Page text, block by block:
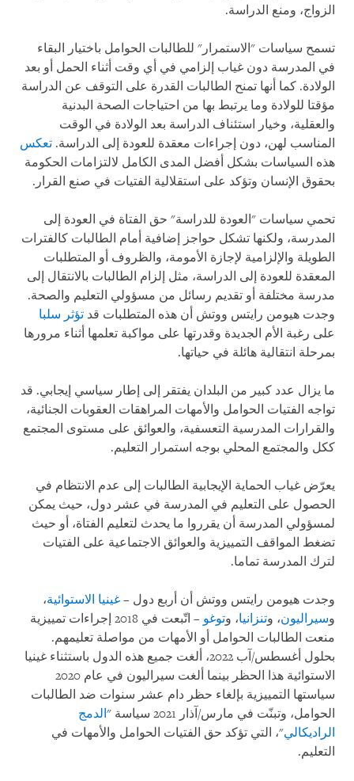
الزواج، ومنع الدراسة.
تسمح سياسات "الاستمرار" للطالبات الحوامل باختيار البقاء
في المدرسة دون غياب إلزامي في أي وقت أثناء الحمل أو بعد
الولادة. كما أنها تمنح الطالبات القدرة على التوقف عن الدراسة
مؤقتا للولادة وما يرتبط بها من احتياجات الصحة البدنية
والعقلية، وخيار استئناف الدراسة بعد الولادة في الوقت
المناسب لهن، دون إجراءات معقدة للعودة إلى الدراسة. تعكس
هذه السياسات بشكل أفضل المدى الكامل لالتزامات الحكومة
بحقوق الإنسان وتؤكد على استقلالية الفتيات في صنع القرار.
تحمي سياسات "العودة للدراسة" حق الفتاة في العودة إلى
المدرسة، ولكنها تشكل حواجز إضافية أمام الطالبات كالفترات
الطويلة والإلزامية لإجازة الأمومة، والظروف أو المتطلبات
المعقدة للعودة إلى الدراسة، مثل إلزام الطالبات بالانتقال إلى
مدرسة مختلفة أو تقديم رسائل من مسؤولي التعليم والصحة.
وجدت هيومن رايتس ووتش أن هذه المتطلبات قد تؤثر سلبا
على رغبة الأم الجديدة وقدرتها على مواكبة تعلمها أثناء مرورها
بمرحلة انتقالية هائلة في حياتها.
ما يزال عدد كبير من البلدان يفتقر إلى إطار سياسي إيجابي. قد
تواجه الفتيات الحوامل والأمهات المراهقات العقوبات الجنائية،
والقرارات المدرسية التعسفية، والعوائق على مستوى المجتمع
ككل والمجتمع المحلي بوجه استمرار التعليم.
يعرّض غياب الحماية الإيجابية الطالبات إلى عدم الانتظام في
الحصول على التعليم في المدرسة في عشر دول، حيث يمكن
لمسؤولي المدرسة أن يقرروا ما يحدث لتعليم الفتاة، أو حيث
تضغط المواقف التمييزية والعوائق الاجتماعية على الفتيات
لترك المدرسة تماما.
وجدت هيومن رايتس ووتش أن أربع دول – غينيا الاستوائية،
وسيراليون، وتنزانيا، وتوغو
– اتّبعت في 2018 إجراءات تمييزية
منعت الطالبات الحوامل أو الأمهات من مواصلة تعليمهم.
بحلول أغسطس/آب 2022، ألغت جميع هذه الدول باستثناء غينيا
الاستوائية هذا الحظر بينما ألغت سيراليون في عام 2020
سياستها التمييزية بإلغاء حظر دام عشر سنوات ضد الطالبات
الحوامل، وتبنّت في مارس/آذار 2021 سياسة "
الدمج
الراديكالي"، التي تؤكد حق الفتيات الحوامل والأمهات في
التعليم.